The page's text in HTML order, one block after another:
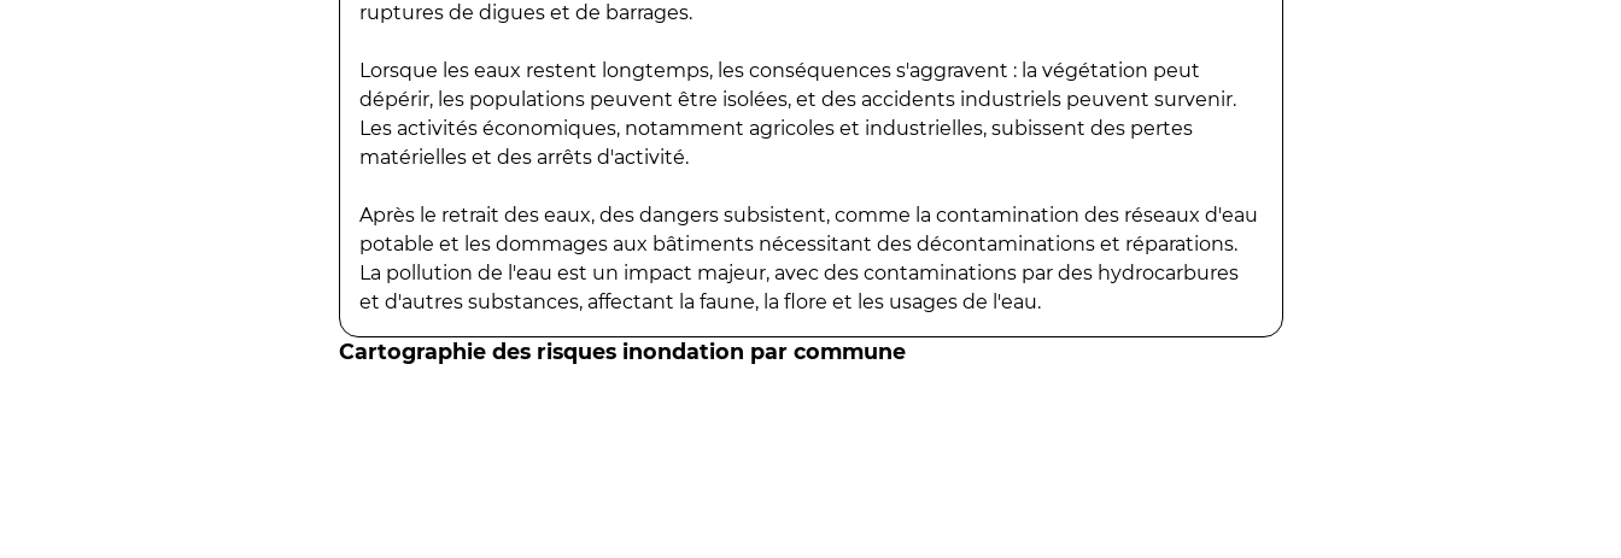
ruptures de digues et de barrages.
Lorsque les eaux restent longtemps, les conséquences s'aggravent : la végétation peut
dépérir, les populations peuvent être isolées, et des accidents industriels peuvent survenir.
Les activités économiques, notamment agricoles et industrielles, subissent des pertes
matérielles et des arrêts d'activité.
Après le retrait des eaux, des dangers subsistent, comme la contamination des réseaux d'eau
potable et les dommages aux bâtiments nécessitant des décontaminations et réparations.
La pollution de l'eau est un impact majeur, avec des contaminations par des hydrocarbures
et d'autres substances, affectant la faune, la flore et les usages de l'eau.
Cartographie des risques inondation par commune